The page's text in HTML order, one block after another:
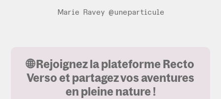
Marie Ravey @uneparticule
🌐 Rejoignez la plateforme Recto
Verso et partagez vos aventures
en pleine nature !